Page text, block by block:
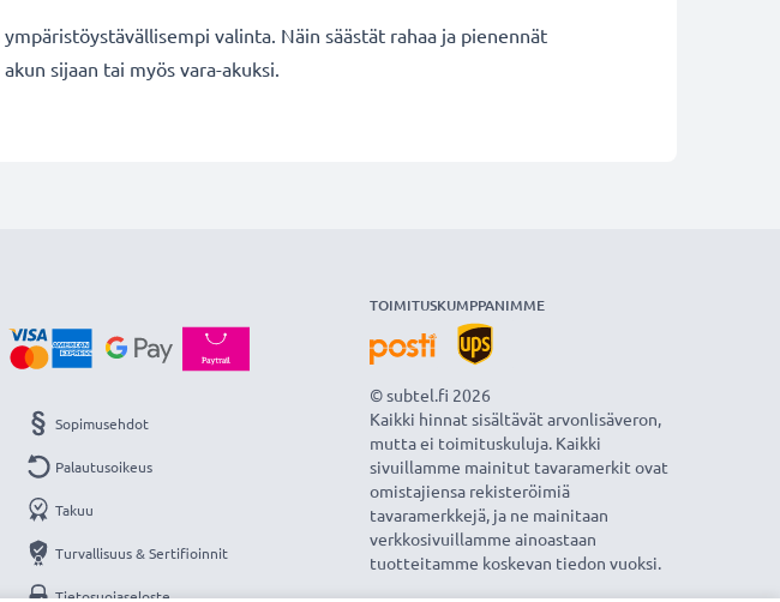
valinta. Näin säästät rahaa ja pienennät
sijaan tai myös vara-akuksi.
Sopimusehdot
Palautusoikeus
Takuu
Turvallisuus & Sertifioinnit
Tietosuojaseloste
TOIMITUSKUMPPANIMME
© subtel.fi 2026
Kaikki hinnat sisältävät arvonlisäveron,
mutta ei toimituskuluja. Kaikki
sivuillamme mainitut tavaramerkit ovat
omistajiensa rekisteröimiä
tavaramerkkejä, ja ne mainitaan
verkkosivuillamme ainoastaan
tuotteitamme koskevan tiedon vuoksi.